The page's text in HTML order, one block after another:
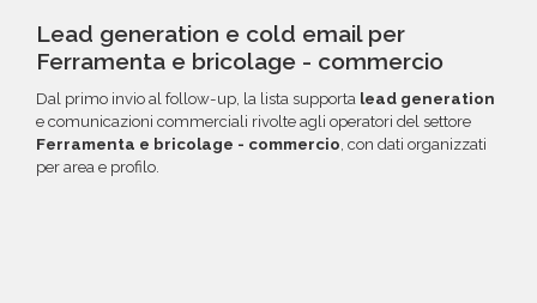
Lead generation e cold email per
Ferramenta e bricolage - commercio
Dal primo invio al follow-up, la lista supporta lead generation
e comunicazioni commerciali rivolte agli operatori del settore
Ferramenta e bricolage - commercio , con dati organizzati
per area e profilo.